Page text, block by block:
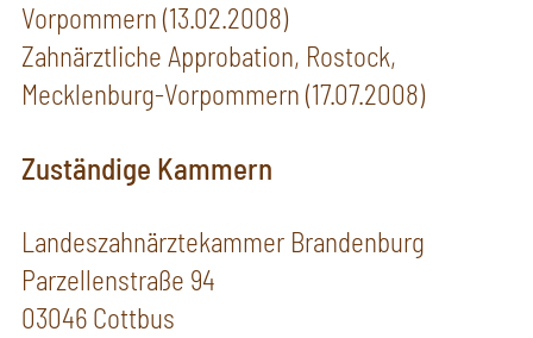
Vorpommern (13.02.2008)
Zahnärztliche Approbation, Rostock,
Mecklenburg-Vorpommern (17.07.2008)
Zuständige Kammern
Landeszahnärztekammer Brandenburg
Parzellenstraße 94
03046 Cottbus